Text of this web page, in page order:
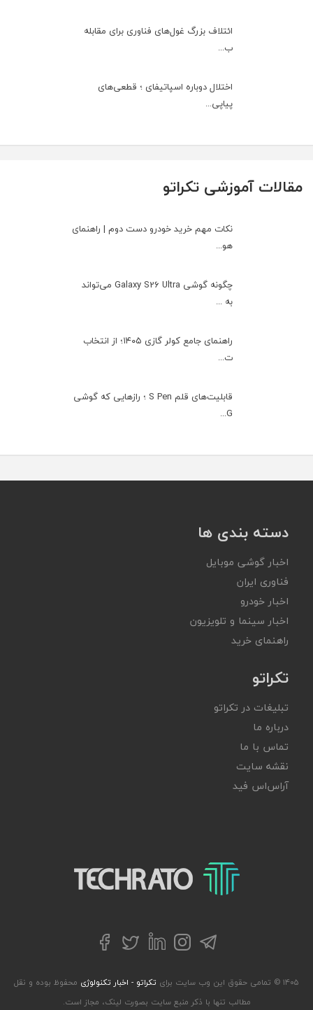
ائتلاف بزرگ غول‌های فناوری برای مقابله
ب...
اختلال دوباره اسپاتیفای ؛ قطعی‌های
پیاپی...
مقالات آموزشی تکراتو
نکات مهم خرید خودرو دست دوم | راهنمای
هو...
چگونه گوشی Galaxy S26 Ultra می‌تواند
به ...
راهنمای جامع کولر گازی ۱۴۰۵؛ از انتخاب
ت...
قابلیت‌های قلم S Pen ؛ رازهایی که گوشی
G...
دسته بندی ها
اخبار گوشی موبایل
فناوری ایران
اخبار خودرو
اخبار سینما و تلویزیون
راهنمای خرید
تکراتو
تبلیغات در تکراتو
درباره ما
تماس با ما
نقشه سایت
آر‌اس‌اس فید
تکراتو – زندگی با تکنولوژی
تلگراماینستاگرام
لینکداینتوییترفیسبوک
۱۴۰۵ © تمامی حقوق این وب سایت برای تکراتو - اخبار تکنولوژی محفوظ بوده و نقل
مطالب تنها با ذکر منبع سایت بصورت لینک، مجاز است.